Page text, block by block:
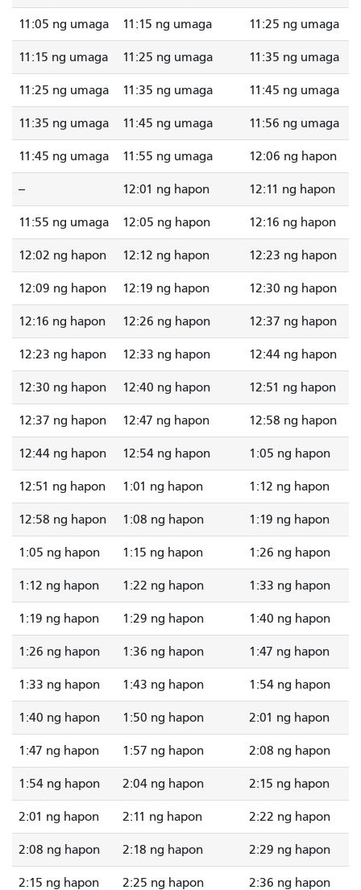
11:05 ng umaga 11:15 ng umaga 11:25 ng umaga
11:15 ng umaga 11:25 ng umaga 11:35 ng umaga
11:25 ng umaga 11:35 ng umaga 11:45 ng umaga
11:35 ng umaga 11:45 ng umaga 11:56 ng umaga
11:45 ng umaga 11:55 ng umaga 12:06 ng hapon
-- 12:01 ng hapon 12:11 ng hapon
11:55 ng umaga 12:05 ng hapon 12:16 ng hapon
12:02 ng hapon 12:12 ng hapon 12:23 ng hapon
12:09 ng hapon 12:19 ng hapon 12:30 ng hapon
12:16 ng hapon 12:26 ng hapon 12:37 ng hapon
12:23 ng hapon 12:33 ng hapon 12:44 ng hapon
12:30 ng hapon 12:40 ng hapon 12:51 ng hapon
12:37 ng hapon 12:47 ng hapon 12:58 ng hapon
12:44 ng hapon 12:54 ng hapon 1:05 ng hapon
12:51 ng hapon 1:01 ng hapon 1:12 ng hapon
12:58 ng hapon 1:08 ng hapon 1:19 ng hapon
1:05 ng hapon 1:15 ng hapon 1:26 ng hapon
1:12 ng hapon 1:22 ng hapon 1:33 ng hapon
1:19 ng hapon 1:29 ng hapon 1:40 ng hapon
1:26 ng hapon 1:36 ng hapon 1:47 ng hapon
1:33 ng hapon 1:43 ng hapon 1:54 ng hapon
1:40 ng hapon 1:50 ng hapon 2:01 ng hapon
1:47 ng hapon 1:57 ng hapon 2:08 ng hapon
1:54 ng hapon 2:04 ng hapon 2:15 ng hapon
2:01 ng hapon 2:11 ng hapon 2:22 ng hapon
2:08 ng hapon 2:18 ng hapon 2:29 ng hapon
2:15 ng hapon 2:25 ng hapon 2:36 ng hapon